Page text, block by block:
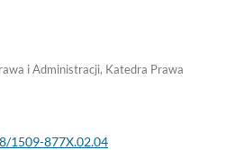
i Administracji, Katedra Prawa
1509-877X.02.04